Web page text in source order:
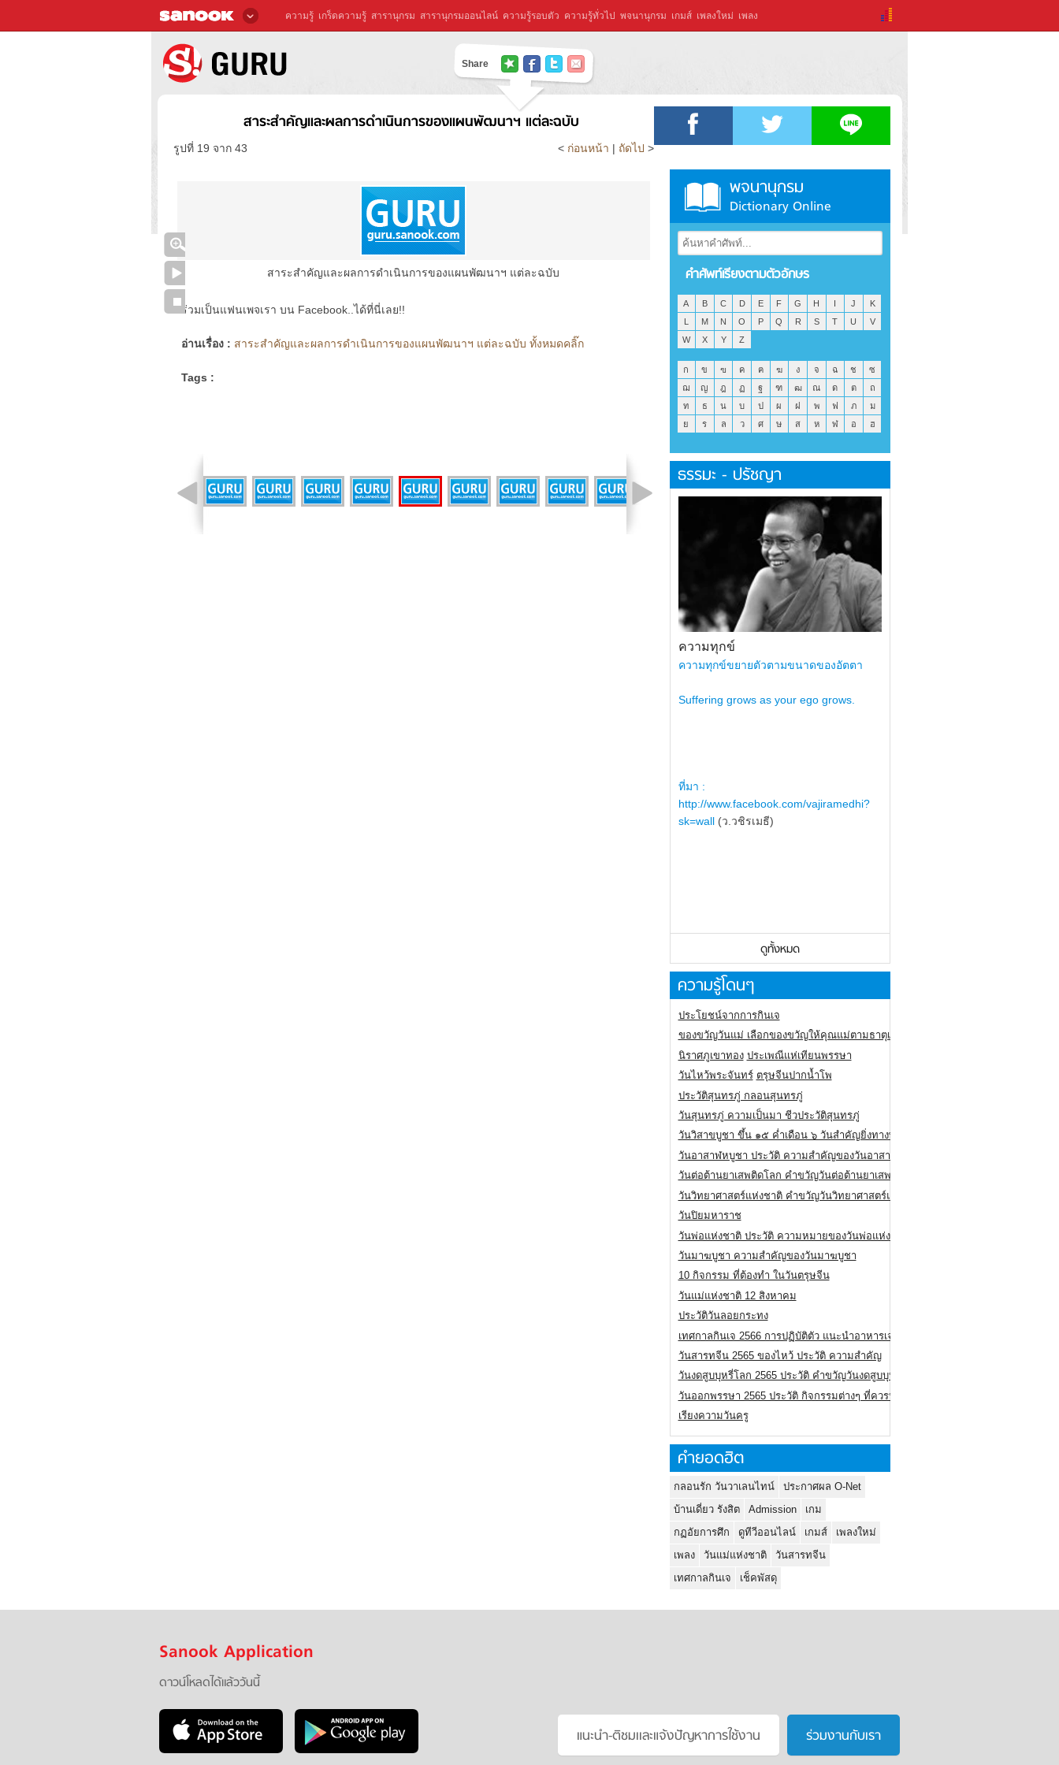
ความรู้ เกร็ดความรู้ สารานุกรม สารานุกรมออนไลน์ ความรู้รอบตัว ความรู้ทั่วไป พจนานุกรม เกมส์ เพลงใหม่ เพลง
Share
สาระสำคัญและผลการดำเนินการของแผนพัฒนาฯ แต่ละฉบับ
รูปที่ 19 จาก 43 < ก่อนหน้า | ถัดไป >
สาระสำคัญและผลการดำเนินการของแผนพัฒนาฯ แต่ละฉบับ
ร่วมเป็นแฟนเพจเรา บน Facebook..ได้ที่นี่เลย!!
อ่านเรื่อง : สาระสำคัญและผลการดำเนินการของแผนพัฒนาฯ แต่ละฉบับ ทั้งหมดคลิ๊ก
Tags :
พจนานุกรม
Dictionary Online
คำศัพท์เรียงตามตัวอักษร
A B C D E F G H I J
K
L
M N O P Q R S T U
V
W
X Y Z
ก ข ฃ ค ฅ ฆ ง จ ฉ ช
ซ
ฌ
ญ ฎ ฏ ฐ ฑ ฒ ณ ด ต
ถ
ท
ธ น บ ป ผ ฝ พ ฟ ภ
ม
ย
ร ล ว ศ ษ ส ห ฬ อ ฮ
ธรรมะ - ปรัชญา
ความทุกข์
ความทุกข์ขยายตัวตามขนาดของอัตตา
Suffering grows as your ego grows.
ที่มา :
http://www.facebook.com/vajiramedhi?
sk=wall (ว.วชิรเมธี)
ดูทั้งหมด
ความรู้โดนๆ
ประโยชน์จากการกินเจ
ของขวัญวันแม่ เลือกของขวัญให้คุณแม่ตามธาตุเกิด
นิราศภูเขาทอง ประเพณีแห่เทียนพรรษา
วันไหว้พระจันทร์ ตรุษจีนปากน้ำโพ
ประวัติสุนทรภู่ กลอนสุนทรภู่
วันสุนทรภู่ ความเป็นมา ชีวประวัติสุนทรภู่
วันวิสาขบูชา ขึ้น ๑๕ ค่ำเดือน ๖ วันสำคัญยิ่งทางพระพุทธศาสนา
วันอาสาฬหบูชา ประวัติ ความสําคัญของวันอาสาฬหบูชา
วันต่อต้านยาเสพติดโลก คำขวัญวันต่อต้านยาเสพติดสากล
วันวิทยาศาสตร์แห่งชาติ คำขวัญวันวิทยาศาสตร์แห่งชาติ
วันปิยมหาราช
วันพ่อแห่งชาติ ประวัติ ความหมายของวันพ่อแห่งชาติ
วันมาฆบูชา ความสำคัญของวันมาฆบูชา
10 กิจกรรม ที่ต้องทำ ในวันตรุษจีน
วันแม่แห่งชาติ 12 สิงหาคม
ประวัติวันลอยกระทง
เทศกาลกินเจ 2566 การปฏิบัติตัว แนะนำอาหารเจ
วันสารทจีน 2565 ของไหว้ ประวัติ ความสำคัญ
วันงดสูบบุหรี่โลก 2565 ประวัติ คำขวัญวันงดสูบบุหรี่โลก
วันออกพรรษา 2565 ประวัติ กิจกรรมต่างๆ ที่ควรปฏิบัติ
เรียงความวันครู
คำยอดฮิต
กลอนรัก วันวาเลนไทน์
ประกาศผล O-Net
บ้านเดี่ยว รังสิต
Admission
เกม
กฏอัยการศึก
ดูทีวีออนไลน์ เกมส์
เพลงใหม่
เพลง
วันแม่แห่งชาติ
วันสารทจีน
เทศกาลกินเจ
เช็คพัสดุ
Sanook Application
ดาวน์โหลดได้แล้ววันนี้
แนะนำ-ติชมเเละแจ้งปัญหาการใช้งาน ร่วมงานกับเรา